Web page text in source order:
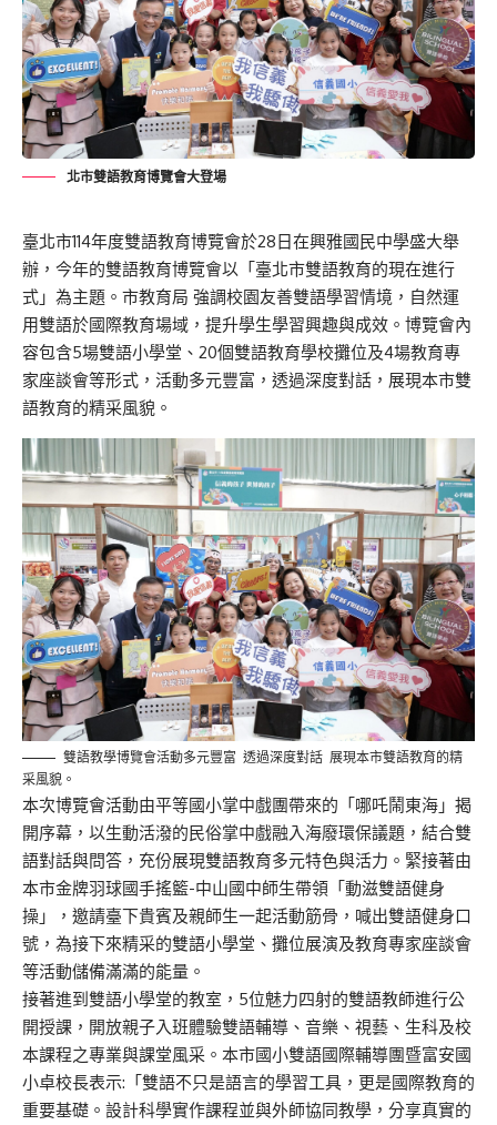
北市雙語教育博覽會大登場
臺北市114年度雙語教育博覽會於28日在興雅國民中學盛大舉
辦，今年的雙語教育博覽會以「臺北市雙語教育的現在進行
式」為主題。市教育局 強調校園友善雙語學習情境，自然運
用雙語於國際教育場域，提升學生學習興趣與成效。博覽會內
容包含5場雙語小學堂、20個雙語教育學校攤位及4場教育專
家座談會等形式，活動多元豐富，透過深度對話，展現本市雙
語教育的精采風貌。
雙語教學博覽會活動多元豐富 透過深度對話 展現本市雙語教育的精
采風貌。
本次博覽會活動由平等國小掌中戲團帶來的「哪吒鬧東海」揭
開序幕，以生動活潑的民俗掌中戲融入海廢環保議題，結合雙
語對話與問答，充份展現雙語教育多元特色與活力。緊接著由
本市金牌羽球國手搖籃-中山國中師生帶領「動滋雙語健身
操」，邀請臺下貴賓及親師生一起活動筋骨，喊出雙語健身口
號，為接下來精采的雙語小學堂、攤位展演及教育專家座談會
等活動儲備滿滿的能量。
接著進到雙語小學堂的教室，5位魅力四射的雙語教師進行公
開授課，開放親子入班體驗雙語輔導、音樂、視藝、生科及校
本課程之專業與課堂風采。本市國小雙語國際輔導團暨富安國
小卓校長表示:「雙語不只是語言的學習工具，更是國際教育的
重要基礎。設計科學實作課程並與外師協同教學，分享真實的